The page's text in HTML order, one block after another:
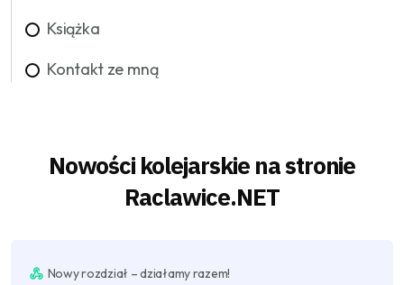
Książka
Kontakt ze mną
Nowości kolejarskie na stronie
Raclawice.NET
Nowy rozdział – działamy razem!